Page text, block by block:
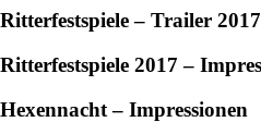
Ritterfestspiele – Trailer 2017
Ritterfestspiele 2017 –
Hexennacht – Impressionen